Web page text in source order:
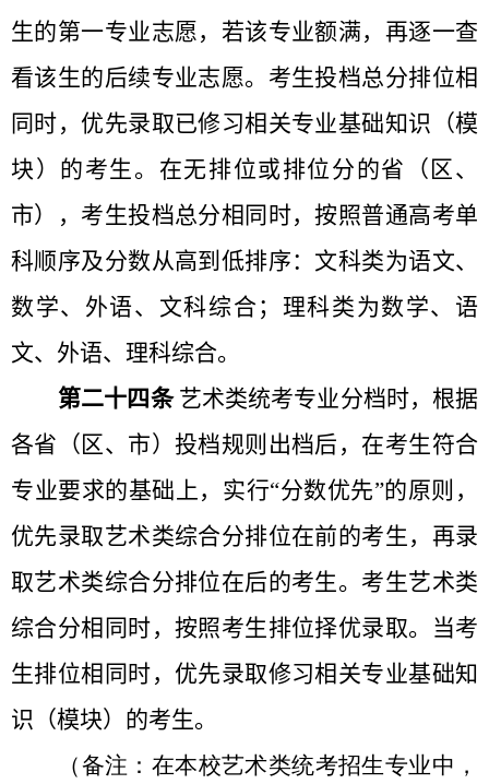
生的第一专业志愿，若该专业额满，再逐一查
看该生的后续专业志愿。考生投档总分排位相
同时，优先录取已修习相关专业基础知识（模
块）的考生。在无排位或排位分的省（区、
市），考生投档总分相同时，按照普通高考单
科顺序及分数从高到低排序：文科类为语文、
数学、外语、文科综合；理科类为数学、语
文、外语、理科综合。
第二十四条 艺术类统考专业分档时，根据
各省（区、市）投档规则出档后，在考生符合
专业要求的基础上，实行“分数优先”的原则，
优先录取艺术类综合分排位在前的考生，再录
取艺术类综合分排位在后的考生。考生艺术类
综合分相同时，按照考生排位择优录取。当考
生排位相同时，优先录取修习相关专业基础知
识（模块）的考生。
（备注：在本校艺术类统考招生专业中，